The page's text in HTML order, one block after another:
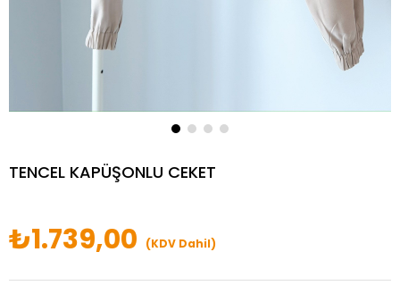
TENCEL KAPÜŞONLU CEKET
₺1.739,00 (KDV Dahil)